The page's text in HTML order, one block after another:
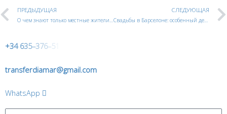
ПРЕДЫДУЩАЯ
О чем знают только местные жители Барселоны.
СЛЕДУЮЩАЯ
Свадьбы в Барселоне: особенный день в особенном городе
+34 635–376–5
transferdiamar@gmail.com
WhatsApp